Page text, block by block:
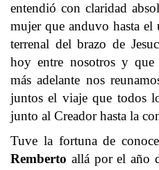
entendió con claridad
mujer que anduvo hasta
terrenal del brazo de
hoy entre nosotros y que
más adelante nos
juntos el viaje que todos
junto al Creador hasta la
Tuve la fortuna de
Remberto allá por el año